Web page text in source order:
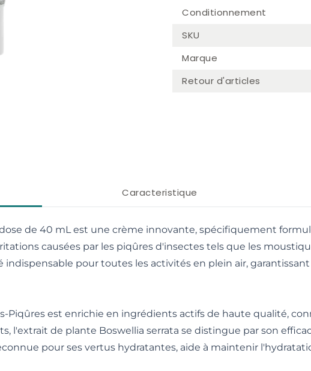
Conditionnement
SKU
Marque
Retour d'articles
Caracteristique
de 40 mL est une crème innovante, spécifiquement
causées par les piqûres d'insectes tels que les
indispensable pour toutes les activités en plein air,
Piqûres est enrichie en ingrédients actifs de haute qualité,
l'extrait de plante Boswellia serrata se distingue par son
pour ses vertus hydratantes, aide à maintenir